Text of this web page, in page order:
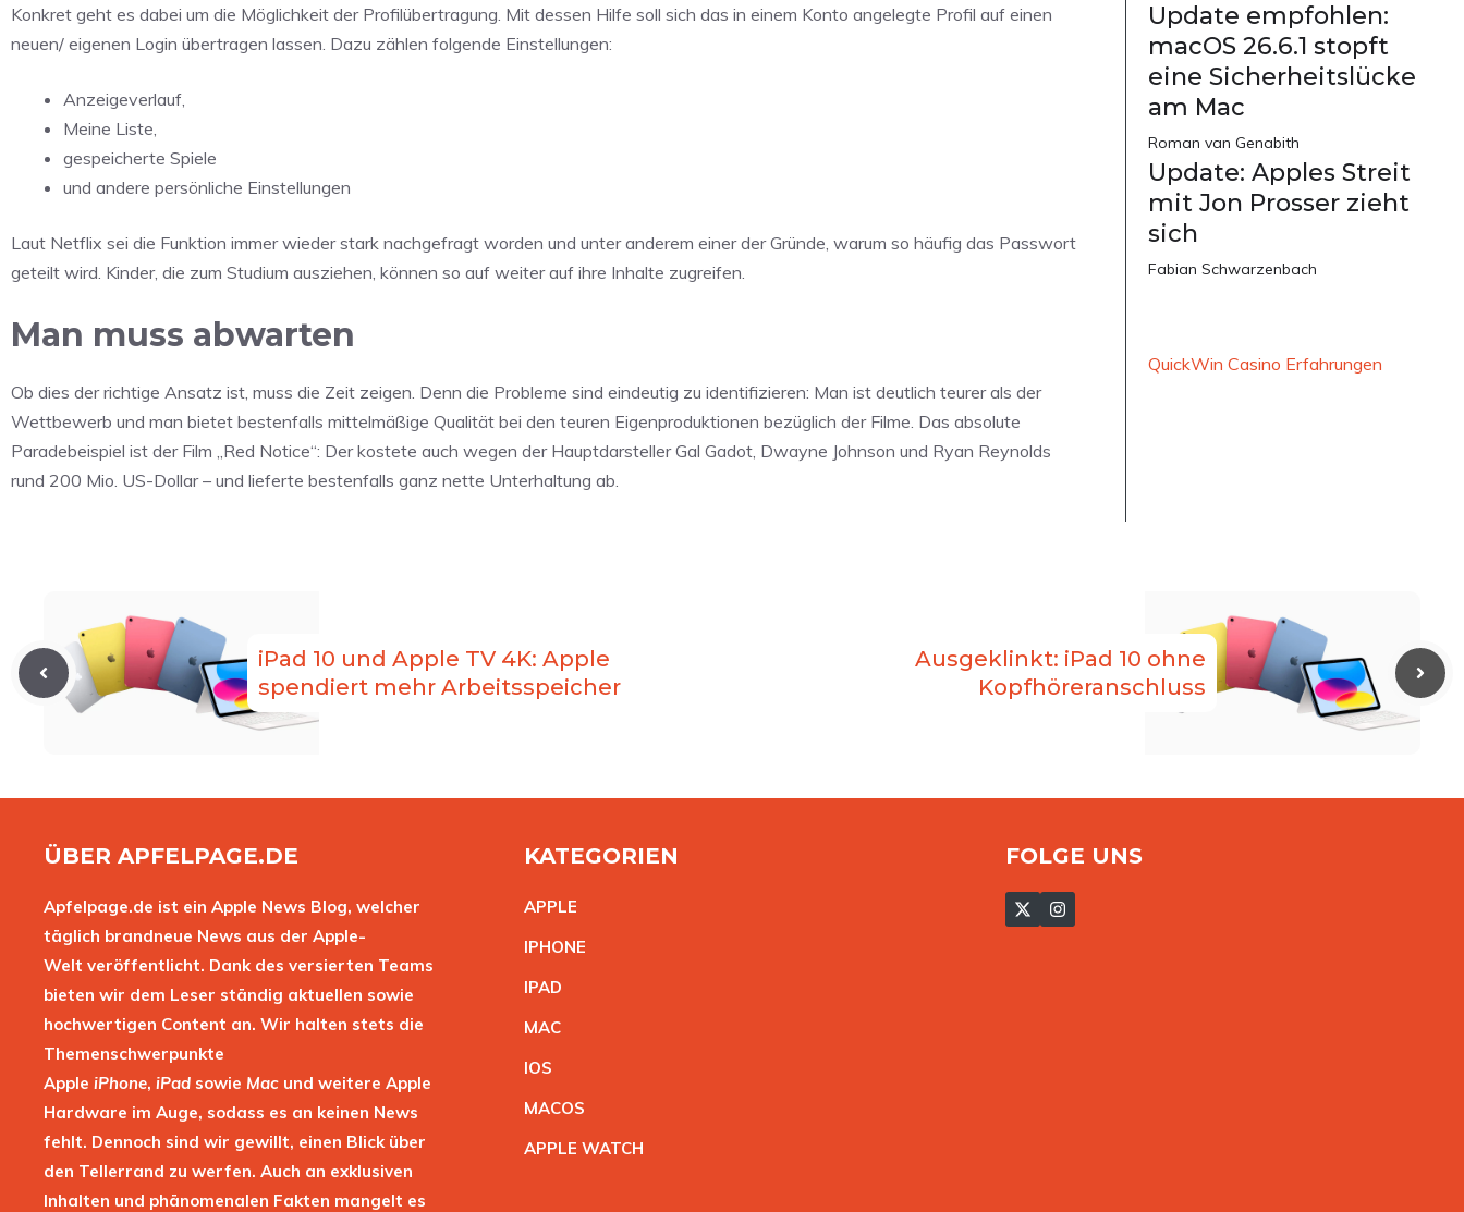
Konkret geht es dabei um die Möglichkeit der Profilübertragung. Mit dessen Hilfe soll sich das in einem Konto angelegte Profil auf einen
neuen/ eigenen Login übertragen lassen. Dazu zählen folgende Einstellungen:
Anzeigeverlauf,
Meine Liste,
gespeicherte Spiele
und andere persönliche Einstellungen
Laut Netflix sei die Funktion immer wieder stark nachgefragt worden und unter anderem einer der Gründe, warum so häufig das Passwort
geteilt wird. Kinder, die zum Studium ausziehen, können so auf weiter auf ihre Inhalte zugreifen.
Man muss abwarten
Ob dies der richtige Ansatz ist, muss die Zeit zeigen. Denn die Probleme sind eindeutig zu identifizieren: Man ist deutlich teurer als der
Wettbewerb und man bietet bestenfalls mittelmäßige Qualität bei den teuren Eigenproduktionen bezüglich der Filme. Das absolute
Paradebeispiel ist der Film „Red Notice“: Der kostete auch wegen der Hauptdarsteller Gal Gadot, Dwayne Johnson und Ryan Reynolds
rund 200 Mio. US-Dollar – und lieferte bestenfalls ganz nette Unterhaltung ab.
Update empfohlen:
macOS 26.6.1 stopft
eine Sicherheitslücke
am Mac
Roman van Genabith
Update: Apples Streit
mit Jon Prosser zieht
sich
Fabian Schwarzenbach
QuickWin Casino Erfahrungen
iPad 10 und Apple TV 4K: Apple
spendiert mehr Arbeitsspeicher
Ausgeklinkt: iPad 10 ohne
Kopfhöreranschluss
ÜBER APFELPAGE.DE
Apfelpage.de ist ein Apple News Blog, welcher
täglich brandneue News aus der Apple-
Welt veröffentlicht. Dank des versierten Teams
bieten wir dem Leser ständig aktuellen sowie
hochwertigen Content an. Wir halten stets die
Themenschwerpunkte
Apple iPhone, iPad sowie Mac und weitere Apple
Hardware im Auge, sodass es an keinen News
fehlt. Dennoch sind wir gewillt, einen Blick über
den Tellerrand zu werfen. Auch an exklusiven
Inhalten und phänomenalen Fakten mangelt es
KATEGORIEN
APPLE
IPHONE
IPAD
MAC
IOS
MACOS
APPLE WATCH
FOLGE UNS